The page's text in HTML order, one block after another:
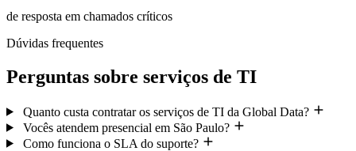
de resposta em chamados críticos
Dúvidas frequentes
Perguntas sobre serviços de TI
Quanto custa contratar os serviços de TI da Global Data?
Vocês atendem presencial em São Paulo?
Como funciona o SLA do suporte?